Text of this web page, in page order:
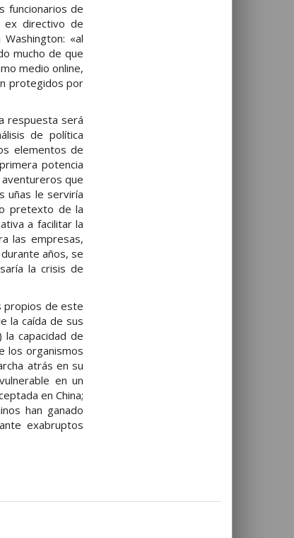
funcionarios de
ex directivo de
«al
mucho de que
medio online,
protegidos por
respuesta será
de política
elementos de
potencia
que
uñas le serviría
pretexto de la
a facilitar la
las empresas,
años, se
la crisis de
propios de este
la caída de sus
la capacidad de
los organismos
atrás en su
en un
en China;
han ganado
exabruptos